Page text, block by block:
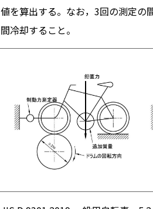
値を算出する。なお，3回の測定の
間冷却すること。